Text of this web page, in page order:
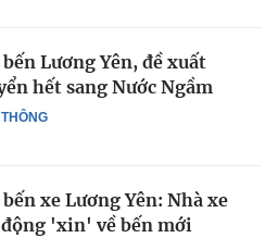
bến Lương Yên, đề xuất
hết sang Nước Ngầm
xe Lương Yên: Nhà xe
'xin' về bến mới